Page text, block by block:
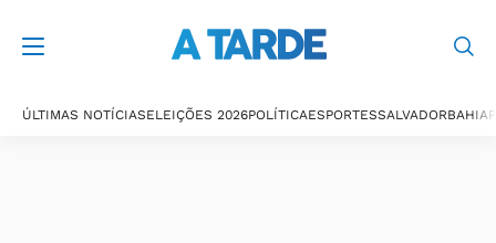
ÚLTIMAS NOTÍCIASELEIÇÕES 2026POLÍTICAESPORTESSALVADORBAHIA